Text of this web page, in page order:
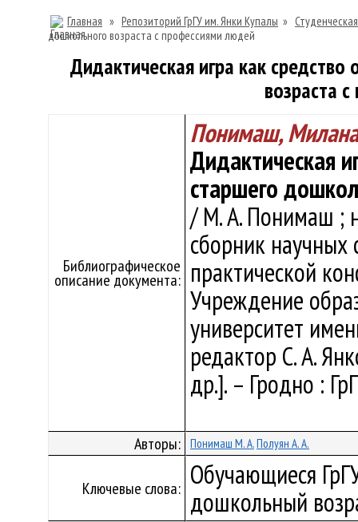
Главная » Репозиторий ГрГУ им. Янки Купалы »
дошкольного возраста с профессиями людей
Дидактическая игра как
возраста
Библиографическое
описание документа:
Понимаш,
Дидактическая
старшего
/ М. А. Понимаш ;
сборник
практической
Учреждение
университет
редактор С. А.
др.]. – Гродно :
Авторы: Понимаш М. А.Полуян А. А.
Ключевые слова: Обучающиеся
дошкольный